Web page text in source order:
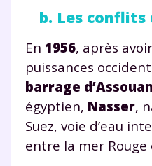
b. Les conflits
En 1956, après
puissances
barrage d’Assouan
égyptien, Nasser,
Suez, voie d’eau
entre la mer